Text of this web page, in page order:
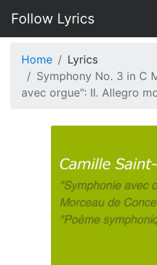
Follow Lyrics
Home
Lyrics
Symphony No. 3 in C
avec orgue": II. Allegro